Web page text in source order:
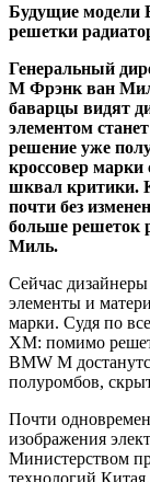
Будущие модели
решетки
Генеральный
M Фрэнк ван
баварцы видят
элементом
решение уже
кроссовер
шквал критики.
почти без
больше решеток
Миль.
Сейчас
элементы и
марки. Судя по
XM: помимо
BMW M
полуромбов,
Почти
изображения
Министерством
технологий